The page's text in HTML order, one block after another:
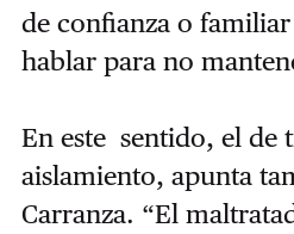
de confianza o
hablar para no
En este sentido, el de
aislamiento, apunta
Carranza. “El